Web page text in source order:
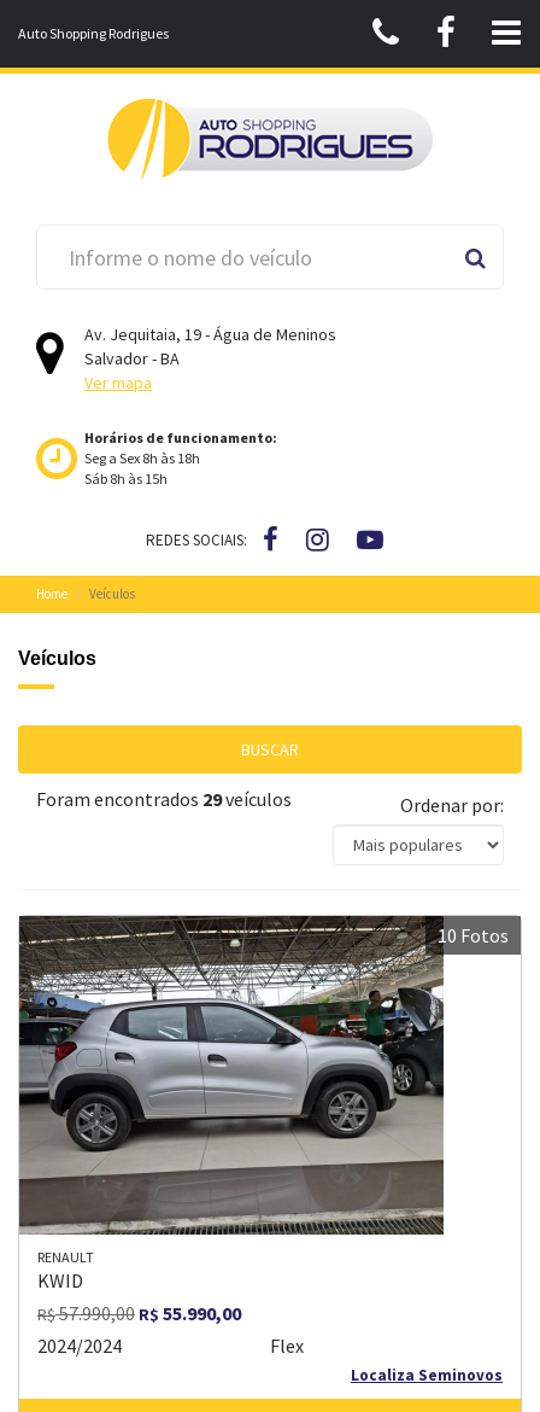
Auto Shopping Rodrigues
Av. Jequitaia, 19 - Água de Meninos
Salvador - BA
Ver mapa
Horários de funcionamento:
Seg a Sex 8h às 18h
Sáb 8h às 15h
REDES SOCIAIS:
Home Veículos
Veículos
BUSCAR
Foram encontrados 29veículos Ordenar por:
10 Fotos
RENAULT
KWID
R$57.990,00 R$ 55.990,00
2024/2024
Flex
Localiza Seminovos